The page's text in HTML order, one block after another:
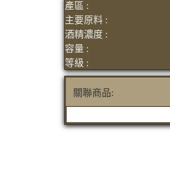
產區 :
主要原料 :
酒精濃度 :
容量 :
等級 :
關聯商品: